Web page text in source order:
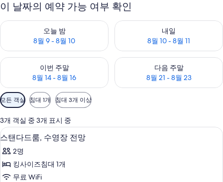
이 날짜의 예약 가능 여부 확인
오늘 밤
8월 9 - 8월 10
오늘 밤 예약 가능 여부 확인, 8월 9 - 8월 10
내일
8월 10 - 8월 11
내일 예약 가능 여부 확인, 8월
이번 주말
8월 14 - 8월 16
이번 주말 예약 가능 여부 확인, 8월 14 - 8월 16
다음 주말
8월 21 - 8월 23
다음 주말 예약 가능 여부 확인
객
실
에
사
용
가
능
한
모든 객실 침대 1개 침대 3개 이상
3개 객실 중 3개 표시 중
스
탠
다
드
스탠다드룸, 수영장 전망 | 미니바, 객
14
스탠다드룸, 수영장 전망
2명
킹사이즈침대 1개
무료 WiFi